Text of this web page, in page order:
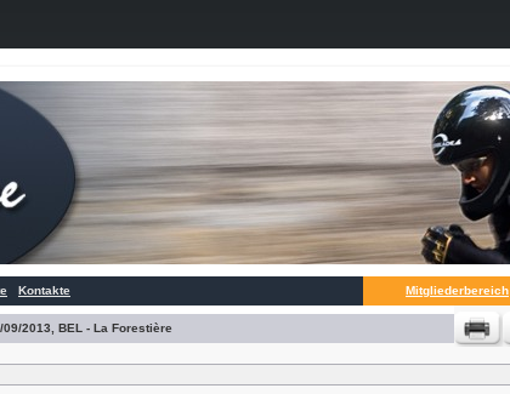
Kontakte Mitgliederbereich
2013, BEL - La Forestière